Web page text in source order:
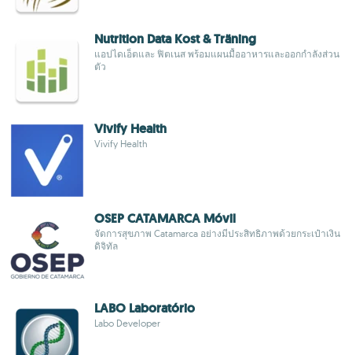
Nutrition Data Kost & Träning
แอปไดเอ็ตและ ฟิตเนส พร้อมแผนมื้ออาหารและออกกำลังส่วน
ตัว
Vivify Health
Vivify Health
OSEP CATAMARCA Móvil
จัดการสุขภาพ Catamarca อย่างมีประสิทธิภาพด้วยกระเป๋าเงิน
ดิจิทัล
LABO Laboratório
Labo Developer